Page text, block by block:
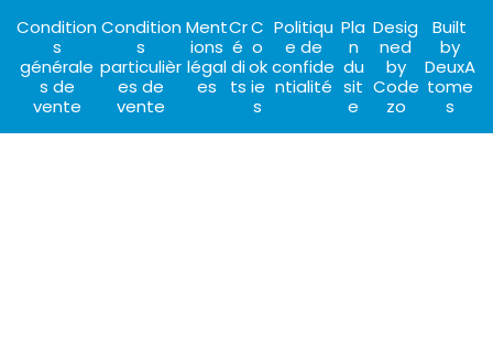
Condition
s
générale
s de
vente
Condition
s
particulièr
es de
vente
Ment
ions
légal
es
Cr
é
di
ts
C
o
ok
ie
s
Politiqu
e de
confide
ntialité
Pla
n
du
sit
e
Desig
ned
by
Code
zo
Built
by
DeuxA
tome
s